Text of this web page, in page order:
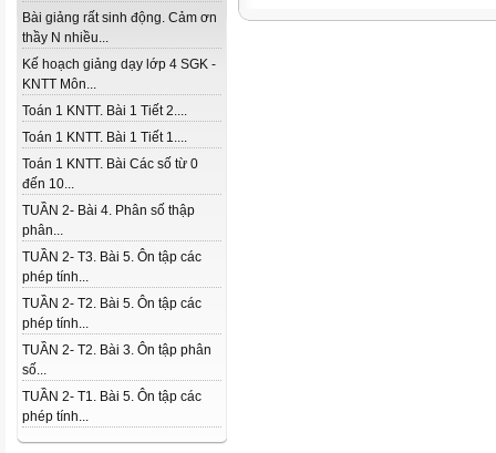
Bài giảng rất sinh động. Cảm ơn
thầy N nhiều...
Kế hoạch giảng dạy lớp 4 SGK -
KNTT Môn...
Toán 1 KNTT. Bài 1 Tiết 2....
Toán 1 KNTT. Bài 1 Tiết 1....
Toán 1 KNTT. Bài Các số từ 0
đến 10...
TUẦN 2- Bài 4. Phân số thập
phân...
TUẦN 2- T3. Bài 5. Ôn tập các
phép tính...
TUẦN 2- T2. Bài 5. Ôn tập các
phép tính...
TUẦN 2- T2. Bài 3. Ôn tập phân
số...
TUẦN 2- T1. Bài 5. Ôn tập các
phép tính...